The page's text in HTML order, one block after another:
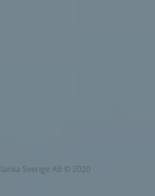
Sverige AB © 2020